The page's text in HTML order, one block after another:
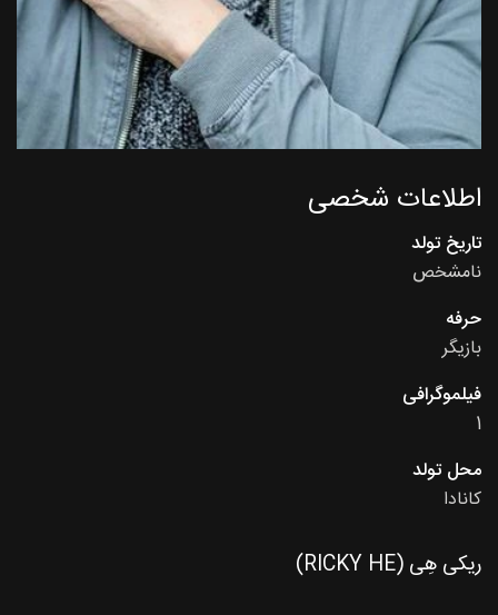
اطلاعات شخصی
تاریخ تولد
نامشخص
حرفه
بازیگر
فیلموگرافی
1
محل تولد
کانادا
ریکی هِی (RICKY HE)